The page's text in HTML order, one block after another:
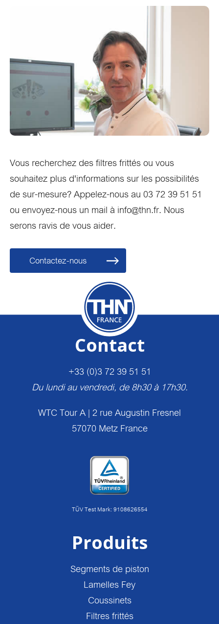
Vous recherchez des filtres frittés ou vous
souhaitez plus d'informations sur les possibilités
de sur-mesure? Appelez-nous au 03 72 39 51 51
ou envoyez-nous un mail à info@thn.fr. Nous
serons ravis de vous aider.
Contactez-nous
Contact
+33 (0)3 72 39 51 51
Du lundi au vendredi, de 8h30 à 17h30.
WTC Tour A | 2 rue Augustin Fresnel
57070 Metz France
TÜV Test Mark: 9108626554
Produits
Segments de piston
Lamelles Fey
Coussinets
Filtres frittés